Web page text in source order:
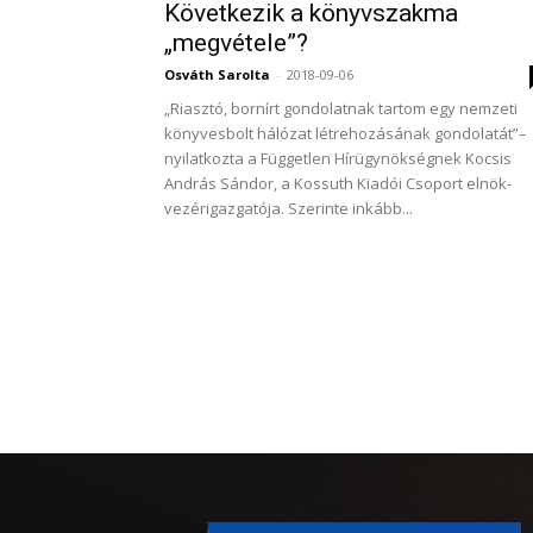
Következik a könyvszakma
„megvétele”?
Osváth Sarolta - 2018-09-06
„Riasztó, bornírt gondolatnak tartom egy nemzeti
könyvesbolt hálózat létrehozásának gondolatát”–
nyilatkozta a Független Hírügynökségnek Kocsis
András Sándor, a Kossuth Kiadói Csoport elnök-
vezérigazgatója. Szerinte inkább...